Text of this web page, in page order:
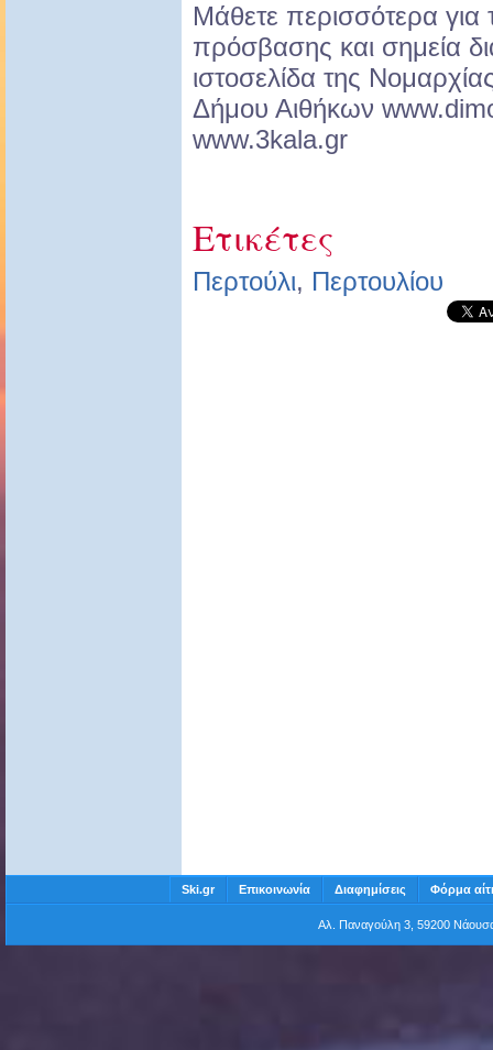
Μάθετε περισσότερα
πρόσβασης και σημεία
ιστοσελίδα της
Δήμου Αιθήκων
www.3kala.gr
Ετικέτες
Περτούλι, Περτουλίου
Ski.gr Επικοινωνία Διαφημίσεις Φόρμα
Αλ. Παναγούλη 3, 59200